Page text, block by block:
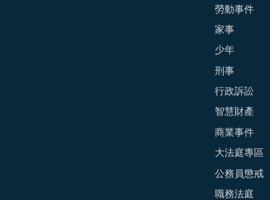
勞動事件
家事
少年
刑事
行政訴訟
智慧財產
商業事件
大法庭專區
公務員懲戒
職務法庭